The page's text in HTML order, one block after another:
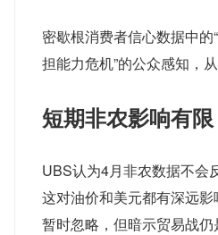
密歇根消费者信心数据中
担能力危机”的公众感知，
短期非农影响有
UBS认为4月非农数据不会
这对油价和美元都有深远
暂时忽略，但暗示贸易战仍